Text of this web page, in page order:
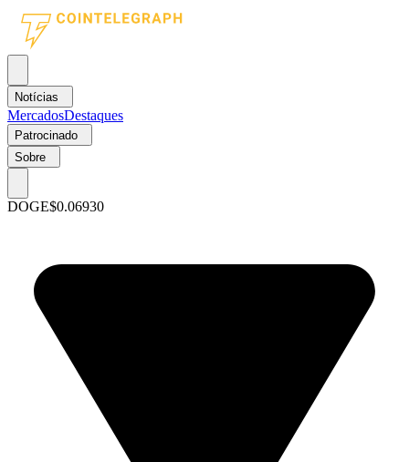
Notícias
MercadosDestaques
Patrocinado
Sobre
DOGE$0.06930